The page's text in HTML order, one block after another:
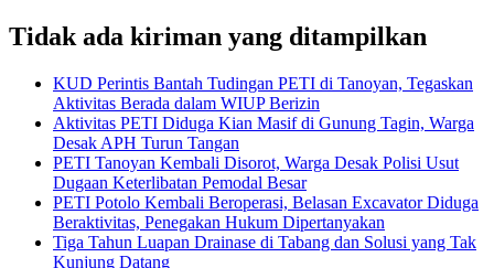
Tidak ada kiriman yang ditampilkan
KUD Perintis Bantah Tudingan PETI di Tanoyan, Tegaskan
Aktivitas Berada dalam WIUP Berizin
Aktivitas PETI Diduga Kian Masif di Gunung Tagin, Warga
Desak APH Turun Tangan
PETI Tanoyan Kembali Disorot, Warga Desak Polisi Usut
Dugaan Keterlibatan Pemodal Besar
PETI Potolo Kembali Beroperasi, Belasan Excavator Diduga
Beraktivitas, Penegakan Hukum Dipertanyakan
Tiga Tahun Luapan Drainase di Tabang dan Solusi yang Tak
Kunjung Datang